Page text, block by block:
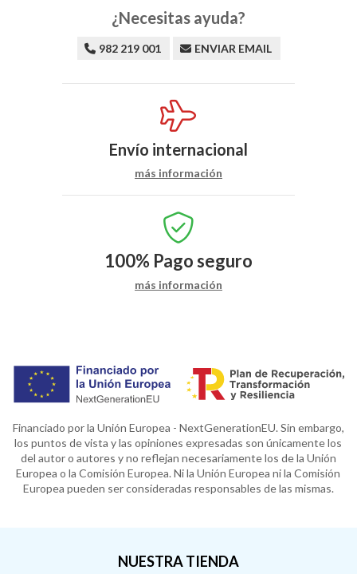
¿Necesitas ayuda?
982 219 001 ENVIAR EMAIL
Envío internacional
más información
100% Pago seguro
más información
Financiado por la Unión Europea - NextGenerationEU. Sin embargo,
los puntos de vista y las opiniones expresadas son únicamente los
del autor o autores y no reflejan necesariamente los de la Unión
Europea o la Comisión Europea. Ni la Unión Europea ni la Comisión
Europea pueden ser consideradas responsables de las mismas.
NUESTRA TIENDA